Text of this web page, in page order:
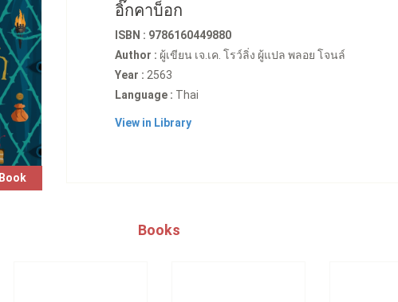
Book
อิ๊กคาบ็อก
ISBN : 9786160449880
Author : ผู้เขียน เจ.เค. โรว์ลิ่ง ผู้แปล พลอย โจนล์
Year : 2563
Language : Thai
View in Library
Books